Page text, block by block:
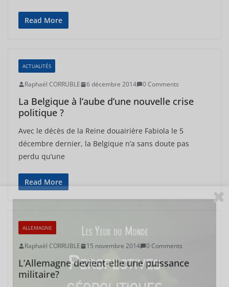
Read More
ACTUALITÉS
Raphaël CORRUBLE 6 décembre 2014 0 Comments
La Belgique à l’aube d’une nouvelle crise
politique ?
Avec le décès de la Reine douairière Fabiola le 5
décembre dernier, la Belgique n’a sans doute pas
perdu qu’une
Read More
ALLEMAGNE
Raphaël CORRUBLE 15 novembre 2014 0 Comments
L’Allemagne devient-elle une puissance
militaire?